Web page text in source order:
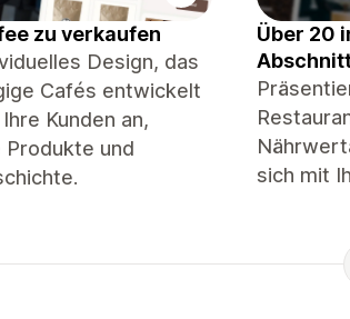
zu verkaufen
Design, das
Cafés entwickelt
Kunden an,
Produkte und
Über 20
sich mit